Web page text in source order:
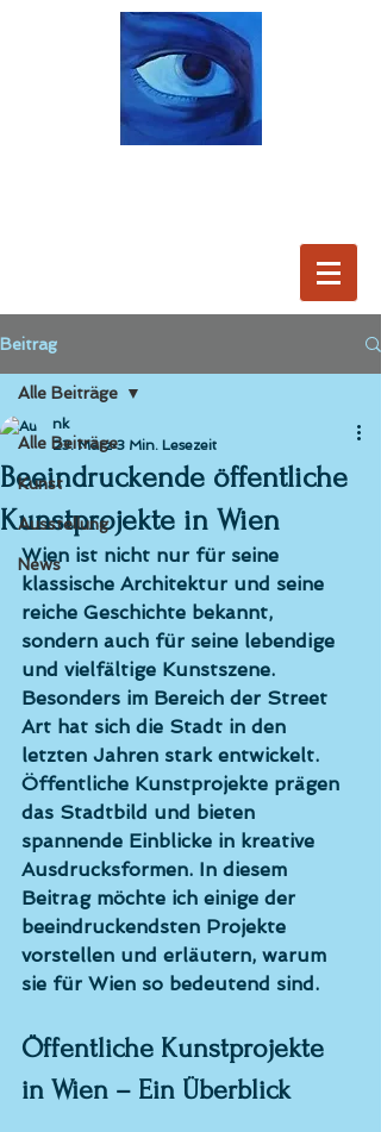
Beitrag
Alle Beiträge
Kunst
Ausstellung
News
Alle Beiträge
Beeindruckende öffentliche
Kunstprojekte in Wien
nk
23. März 3 Min. Lesezeit
Wien ist nicht nur für seine
klassische Architektur und seine
reiche Geschichte bekannt,
sondern auch für seine lebendige
und vielfältige Kunstszene.
Besonders im Bereich der Street
Art hat sich die Stadt in den
letzten Jahren stark entwickelt.
Öffentliche Kunstprojekte prägen
das Stadtbild und bieten
spannende Einblicke in kreative
Ausdrucksformen. In diesem
Beitrag möchte ich einige der
beeindruckendsten Projekte
vorstellen und erläutern, warum
sie für Wien so bedeutend sind.
Öffentliche Kunstprojekte
in Wien – Ein Überblick